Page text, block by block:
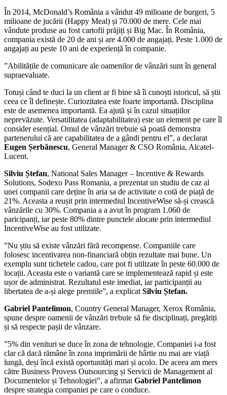
În 2014, McDonald’s România a vândut 49 milioane de burgeri, 5
milioane de jucării (Happy Meal) și 70.000 de mere. Cele mai
vândute produse au fost cartofii prăjiți și Big Mac. În România,
compania există de 20 de ani și are 4.000 de angajați. Peste 1.000 de
angajați au peste 10 ani de experiență în companie.
”Abilitățile de comunicare ale oamenilor de vânzări sunt în general
supraevaluate.
Totuși când te duci la un client ar fi bine să îi cunoști istoricul, să știi
ceea ce îl definește. Curiozitatea este foarte importantă. Disciplina
este de asemenea importantă. Ea ajută și în cazul situațiilor
neprevăzute. Versatilitatea (adaptabilitatea) este un element pe care îl
consider esențial. Omul de vânzări trebuie să poată demonstra
partenerului că are capabilitatea de a gândi pentru el”, a declarat
Eugen Șerbănescu, General Manager & CSO România, Alcatel-
Lucent.
Silviu Ștefan, National Sales Manager – Incentive & Rewards
Solutions, Sodexo Pass Romania, a prezentat un studiu de caz al
unei companii care deține în aria sa de activitate o cotă de piață de
21%. Aceasta a reușit prin intermediul IncentiveWise să-și crească
vânzările cu 30%. Compania a a avut în program 1.060 de
paricipanți, iar peste 80% dintre punctele alocate prin intermediul
IncentiveWise au fost utilizate.
”Nu știu să existe vânzări fără recompense. Companiile care
folosesc incentivarea non-financiară obțin rezultate mai bune. Un
exemplu sunt tichetele cadou, care pot fi utilizate în peste 60.000 de
locații. Aceasta este o variantă care se implementează rapid și este
ușor de administrat. Rezultatul este imediat, iar participanții au
libertatea de a-și alege premiile”, a explicat Silviu Ștefan.
Gabriel Pantelimon, Country General Manager, Xerox România,
spune despre oamenii de vânzări trebuie să fie disciplinați, pregătiți
și să respecte pașii de vânzare.
”5% din venituri se duce în zona de tehnologie. Companiei i-a fost
clar că dacă rămâne în zona imprimării de hârtie nu mai are viață
lungă, deși încă există oportunități mari și acolo. De aceea am mers
către Business Provess Outsourcing și Servicii de Management al
Documentelor și Tehnologiei”, a afirmat Gabriel Pantelimon
despre strategia companiei pe care o conduce.